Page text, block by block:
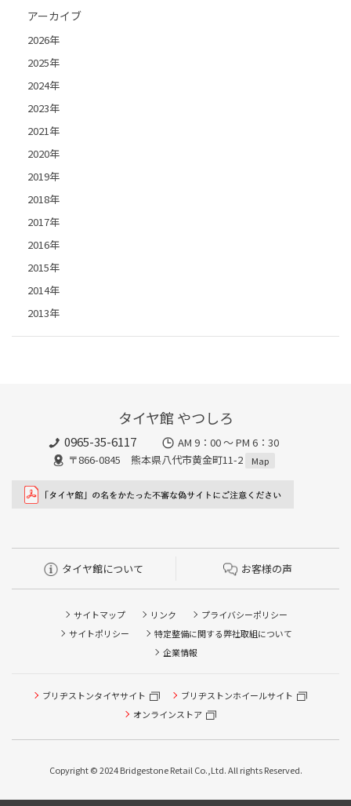
アーカイブ
2026年
2025年
2024年
2023年
2021年
2020年
2019年
2018年
2017年
2016年
2015年
2014年
2013年
タイヤ館 やつしろ
0965-35-6117
AM 9：00 ～ PM 6：30
〒866-0845 熊本県八代市黄金町11-2
Map
タイヤ館について お客様の声
サイトマップ リンク
プライバシーポリシー
サイトポリシー
特定整備に関する弊社取組について
企業情報
ブリヂストンタイヤサイト
ブリヂストンホイールサイト
オンラインストア
Copyright © 2024 Bridgestone Retail Co.,Ltd. All rights Reserved.